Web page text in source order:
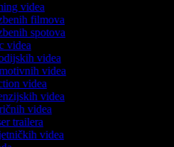
videa
filmova
spotova
videa
videa
videa
videa
videa
videa
trailera
videa